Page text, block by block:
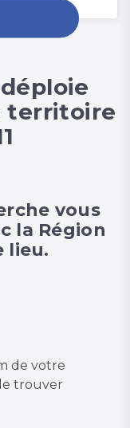
territoire
vous
la Région
lieu.
de votre
trouver